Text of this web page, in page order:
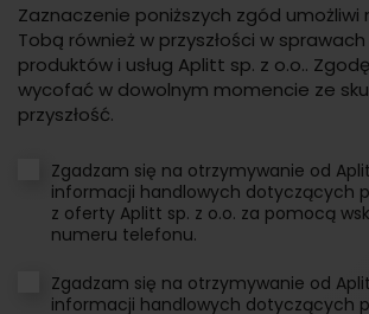
Zaznaczenie poniższych zgód
Tobą również w przyszłości w
produktów i usług Aplitt sp. z o.o..
wycofać w dowolnym momencie ze
przyszłość.
Zgadzam się na otrzymywanie od
informacji handlowych dotyczących
z oferty Aplitt sp. z o.o. za pomocą
numeru telefonu.
Zgadzam się na otrzymywanie od
informacji handlowych dotyczących